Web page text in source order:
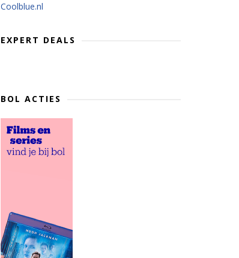
Coolblue.nl
EXPERT DEALS
BOL ACTIES